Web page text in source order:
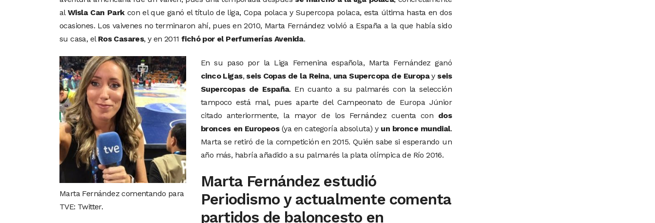
alWisla Can Parkcon el que ganó el título de liga, Copa polaca y Supercopa polaca, esta última hasta en dos
ocasiones. Los vaivenes no terminaron ahí, pues en 2010, Marta Fernández volvió a España a la que había sido
su casa, el Ros Casares, y en 2011 fichó por el Perfumerías Avenida.
Marta Fernández comentando para
TVE: Twitter.
En su paso por la Liga Femenina española, Marta Fernández ganó
cinco Ligas, seis Copas de la Reina, una Supercopa de Europay seis
Supercopas de España. En cuanto a su palmarés con la selección
tampoco está mal, pues aparte del Campeonato de Europa Júnior
citado anteriormente, la mayor de los Fernández cuenta con dos
bronces en Europeos(ya en categoría absoluta) y un bronce mundial.
Marta se retiró de la competición en 2015. Quién sabe si esperando un
año más, habría añadido a su palmarés la plata olímpica de Río 2016.
Marta Fernández estudió
Periodismo y actualmente comenta
partidos de baloncesto en